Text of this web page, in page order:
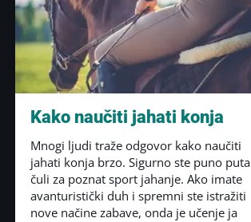
Kako naučiti jahati konja
Mnogi ljudi traže odgovor kako naučiti
jahati konja brzo. Sigurno ste puno puta
čuli za poznat sport jahanje. Ako imate
avanturistički duh i spremni ste istražiti
nove načine zabave, onda je učenje ja